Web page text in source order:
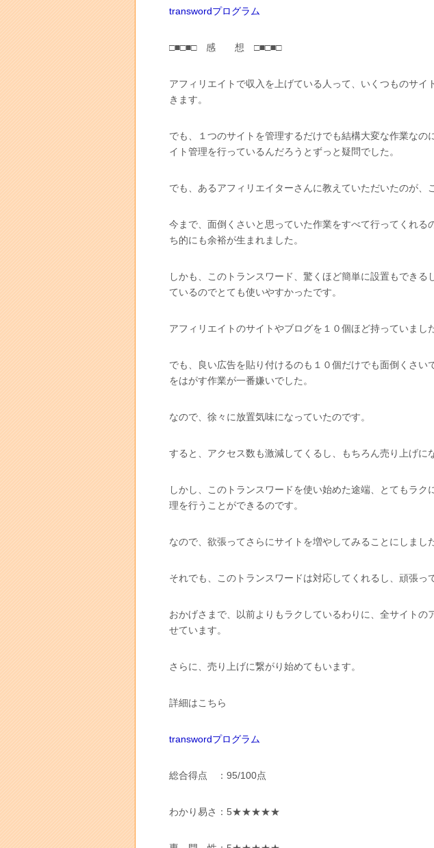
transwordプログラム
□■□■□ 感 想 □■□■□
アフィリエイトで収入を上げている人って、いくつものサイ
きます。
でも、１つのサイトを管理するだけでも結構大変な作業なの
イト管理を行っているんだろうとずっと疑問でした。
でも、あるアフィリエイターさんに教えていただいたのが、
今まで、面倒くさいと思っていた作業をすべて行ってくれる
ち的にも余裕が生まれました。
しかも、このトランスワード、驚くほど簡単に設置もできる
ているのでとても使いやすかったです。
アフィリエイトのサイトやブログを１０個ほど持っていまし
でも、良い広告を貼り付けるのも１０個だけでも面倒くさい
をはがす作業が一番嫌いでした。
なので、徐々に放置気味になっていたのです。
すると、アクセス数も激減してくるし、もちろん売り上げに
しかし、このトランスワードを使い始めた途端、とてもラク
理を行うことができるのです。
なので、欲張ってさらにサイトを増やしてみることにしまし
それでも、このトランスワードは対応してくれるし、頑張っ
おかげさまで、以前よりもラクしているわりに、全サイトの
せています。
さらに、売り上げに繋がり始めてもいます。
詳細はこちら
transwordプログラム
総合得点 ：95/100点
わかり易さ：5★★★★★